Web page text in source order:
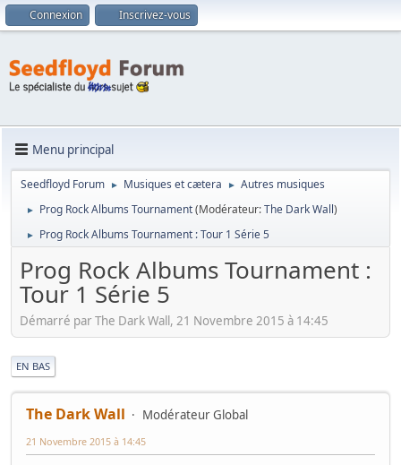
Connexion Inscrivez-vous
Menu principal
Seedfloyd Forum ► Musiques et cætera ► Autres musiques
► Prog Rock Albums Tournament(Modérateur:The Dark Wall)
► Prog Rock Albums Tournament : Tour 1 Série 5
Prog Rock Albums Tournament :
Tour 1 Série 5
Démarré par The Dark Wall, 21 Novembre 2015 à 14:45
EN BAS
The Dark Wall Modérateur Global
21 Novembre 2015 à 14:45